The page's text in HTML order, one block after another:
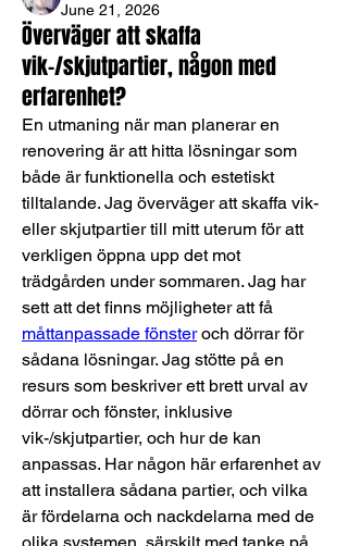
June 21, 2026
Överväger att skaffa
vik-/skjutpartier, någon med
erfarenhet?
En utmaning när man planerar en
renovering är att hitta lösningar som
både är funktionella och estetiskt
tilltalande. Jag överväger att skaffa vik-
eller skjutpartier till mitt uterum för att
verkligen öppna upp det mot
trädgården under sommaren. Jag har
måttanpassade fönster och dörrar för
sådana lösningar. Jag stötte på en
resurs som beskriver ett brett urval av
dörrar och fönster, inklusive
vik-/skjutpartier, och hur de kan
anpassas. Har någon här erfarenhet av
att installera sådana partier, och vilka
är fördelarna och nackdelarna med de